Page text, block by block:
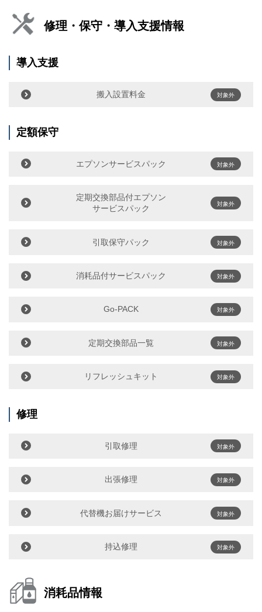
修理・保守・導入支援情報
導入支援
搬入設置料金 対象外
定額保守
エプソンサービスパック 対象外
定期交換部品付エプソン
サービスパック
対象外
引取保守パック 対象外
消耗品付サービスパック 対象外
Go-PACK 対象外
定期交換部品一覧 対象外
リフレッシュキット 対象外
修理
引取修理 対象外
出張修理 対象外
代替機お届けサービス 対象外
持込修理 対象外
消耗品情報